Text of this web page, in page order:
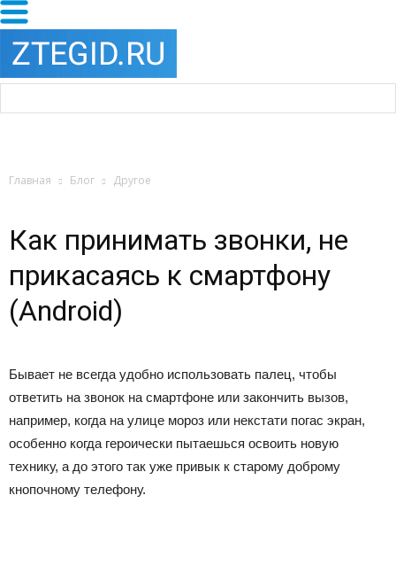
Главная Блог Другое
Как принимать звонки, не
прикасаясь к смартфону
(Android)
Бывает не всегда удобно использовать палец, чтобы
ответить на звонок на смартфоне или закончить вызов,
например, когда на улице мороз или некстати погас экран,
особенно когда героически пытаешься освоить новую
технику, а до этого так уже привык к старому доброму
кнопочному телефону.